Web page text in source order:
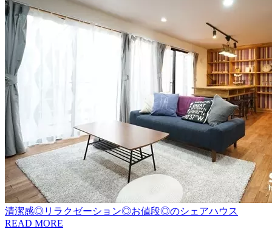
清潔感◎リラクゼーション◎お値段◎のシェアハウス
READ MORE